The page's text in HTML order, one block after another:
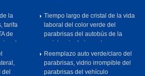
la
tarifa
de
Tiempo largo de cristal de la vida
laboral del color verde del
parabrisas del autobús de la
resistencia de impacto
Reemplazo auto verde/claro del
parabrisas, vidrio irrompible del
parabrisas del vehículo